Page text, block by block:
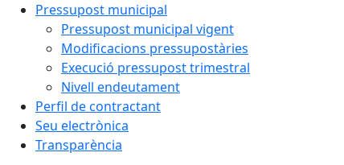
Pressupost municipal
Pressupost municipal vigent
Modificacions pressupostàries
Execució pressupost trimestral
Nivell endeutament
Perfil de contractant
Seu electrònica
Transparència